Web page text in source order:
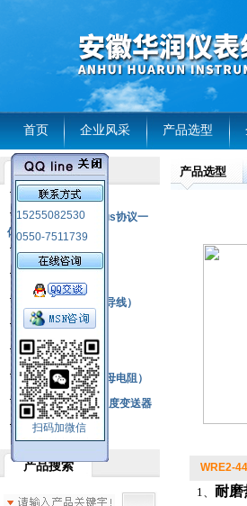
首页 企业风采 产品选型
15255082530
0550-7511739
扫码加微信
产品列表
风电温度传感器
RS485通讯modbus协议一
体化现场智能仪表
热电偶
热电偶补偿电缆（导线）
振动传感器
热电阻
铂热电阻元件（云母电阻）
SBW系列一体化温度变送器
双金属温度计
产品搜索
产品选型
WRE2-
1、 耐磨